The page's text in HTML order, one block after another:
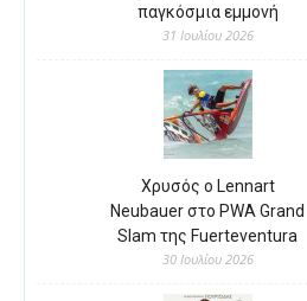
παγκόσμια εμμονή
31 Ιουλίου 2026
Χρυσός ο Lennart
Neubauer στο PWA Grand
Slam της Fuerteventura
30 Ιουλίου 2026